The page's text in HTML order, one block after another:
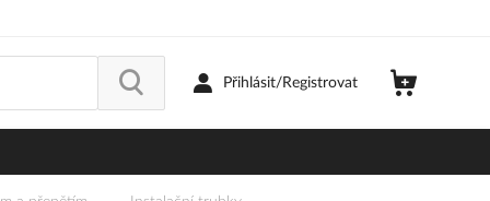
Přihlásit/Registrovat